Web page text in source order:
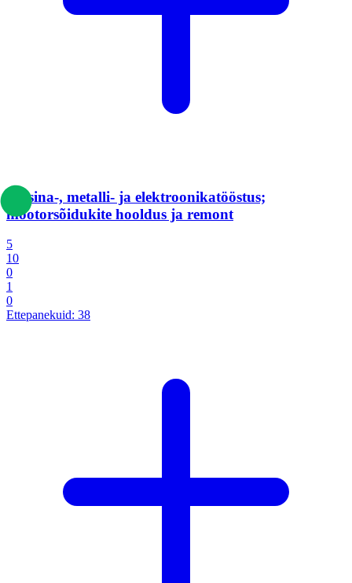
Masina-, metalli- ja elektroonikatööstus;
mootorsõidukite hooldus ja remont
5
10
0
1
0
Ettepanekuid: 38